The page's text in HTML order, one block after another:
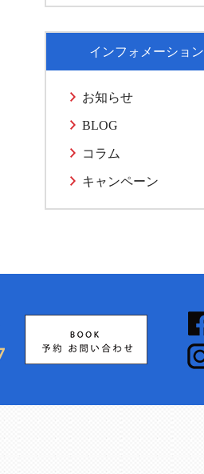
インフォメーション
お知らせ
BLOG
コラム
キャンペーン